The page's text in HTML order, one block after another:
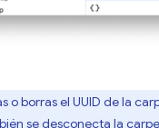
o borras el UUID de la
se desconecta la